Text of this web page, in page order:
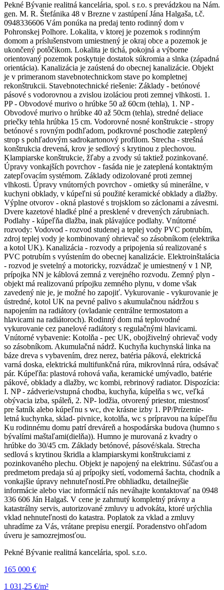
Pekné Bývanie realitná kancelária, spol. s r.o. s prevádzkou na Nám.
gen. M. R. Štefánika 48 v Brezne v zastúpení Jána Halgaša, t.č.
0948336606 Vám ponúka na predaj tento rodinný dom v
Pohronskej Polhore. Lokalita, v ktorej je pozemok s rodinným
domom a príslušenstvom umiestnený je okraj obce a pozemok je
ukončený potôčikom. Lokalita je tichá, pokojná a výborne
orientovaný pozemok poskytuje dostatok súkromia a slnka (západná
orientácia). Kanalizácia je zaústená do obecnej kanalizácie. Objekt
je v primeranom stavebnotechnickom stave po kompletnej
rekonštrukcii. Stavebnotechnické riešenie: Základy - betónové
pásové s vodorovnou a zvislou izoláciou proti zemnej vlhkosti. 1.
PP - Obvodové murivo o hrúbke 50 až 60cm (tehla), 1. NP -
Obvodové murivo o hrúbke 40 až 50cm (tehla), stredné deliace
priečky tehla hrúbka 15 cm. Vodorovné nosné konštrukcie - stropy
betónové s rovným podhľadom, podkrovné poschodie zateplený
strop s pohľadovým sadrokartonový profilom. Strecha - strešná
konštrukcia drevená, krov je sedlový s krytinou z plechovou.
Klampiarske konštrukcie, žľaby a zvody sú taktiež pozinkované.
Úpravy vonkajších povrchov - fasáda nie je zateplená kontaktným
zatepľovacím systémom. Základy odizolované proti zemnej
vlhkosti. Úpravy vnútorných povrchov - omietky sú minerálne, v
kuchyni obklady, v kúpeľni sú použité keramické obklady a dlažby.
Výplne otvorov - okná plastové s trojsklom so záclonami a závesmi.
Dvere kazetové hladké plné a presklené v drevených zárubniach.
Podlahy - kúpeľňa dlažba, inak plávajúce podlahy. Vnútorné
rozvody: Vodovod - rozvod studenej a teplej vody PVC potrubím,
zdroj teplej vody je kombinovaný ohrievač so zásobníkom (elektrika
a kotol UK). Kanalizácia - rozvody a pripojenia sú realizované s
PVC potrubím s vyústením do obecnej kanalizácie. Elektroinštalácia
- rozvod je svetelný a motoricky, rozvádzač je umiestnený v 1 NP,
prípojka NN je káblová zemná z verejného rozvodu. Zemný plyn -
objekt má realizovanú prípojku zemného plynu, v dome však
zavedený nie je, je možné ho zapojiť. Vykurovanie - vykurovanie je
ústredné, kotol UK na pevné palivo s akumulačnou nádržou s
napojením na radiátory (ovladanie centrálne termostatom a
hlavicami na radiátoroch). Rodinný dom má teplovodné
vykurovanie cez panelové radiátory s regulačnými hlavicami.
Vnútorné vybavenie: Kotolňa - pec UK, obojživelný ohrievač vody
so zásobníkom. Akumulačná nádrž. Kuchyňa kuchynská linka na
báze dreva s vybavením, drez nerez, batéria páková, elektrická
varná doska, elektrická multifunkčná rúra, mikrovlnná rúra, odsávač
pár. Kúpeľňa: plastová rohová vaňa, keramické umývadlo, batérie
pákové, obklady a dlažby, wc kombi, rebrinový radiator. Dispozícia:
I. NP - zádverie/vstupná chodba, kuchyňa, kúpelňa s wc, veľká
obývacia izba, spáleň, 2. NP- lodžia, otvorený priestor, miestnosť
pre šatník alebo kúpeľnu s wc, dve krásne izby 1. PP/Prízemie-
letná kuchynka, sklad- pivnice, kotolňa, wc s prípravou na kúpeľňu
Ku rodinnému domu patrí dreváreň a hospodárska budova (humno s
bývalími maštaľami(dielňa)). Humno je murovaná z kvadry o
hrúbke do 30/45 cm. Základy betónové, pásové/skala. Strecha
sedlová s krytinou škridla a klampiarskymi konštrukciami z
pozinkovaného plechu. Objekt je napojený na elektrinu. Súčasťou a
predmetom predaja sú aj prípojky sietí, vodomerná šachta, chodník a
vonkajšie úpravy nehnuteľností. ​Pre obhliadku, detailnejšie
informácie alebo viac informácií nás neváhajte kontaktovať na 0948
336 606 Ján Halgaš. V cene je zahrnutý kompletný právny a
katastrálny servis, autorizované zmluvy u advokáta, ktoré urýchlia
vklad nehnuteľnosti do katastra. Poplatok za vklad a zmluvy
uhradíme za Vás, vrátane prepisu energií. Poradenstvo ohľadom
úveru je samozrejmosťou.
Pekné Bývanie realitná kancelária, spol. s.r.o.
165 000 €
1 031,25 €/m²